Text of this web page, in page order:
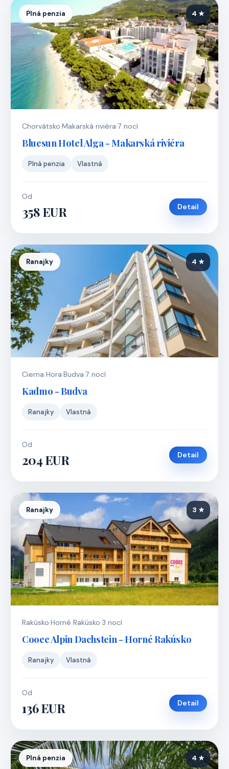
Plná penzia 4 ★
Chorvátsko·Makarská riviéra·7 nocí
Bluesun Hotel Alga - Makarská riviéra
Plná penzia Vlastná
Od
358 EUR Detail
Ranajky 4 ★
Cierna Hora·Budva·7 nocí
Kadmo - Budva
Ranajky Vlastná
Od
204 EUR Detail
Ranajky 3 ★
Rakúsko·Horné Rakúsko·3 nocí
Cooee Alpin Dachstein - Horné Rakúsko
Ranajky Vlastná
Od
136 EUR Detail
Plná penzia 4 ★